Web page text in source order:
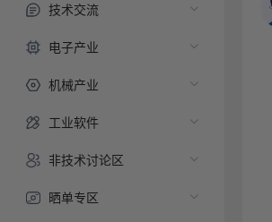
技术交流
电子产业
机械产业
工业软件
非技术讨论区
晒单专区